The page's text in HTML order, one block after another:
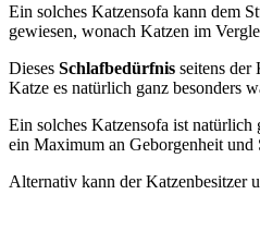
Ein solches Katzensofa kann dem
gewiesen, wonach Katzen im
Dieses Schlafbedürfnis seitens der
Katze es natürlich ganz besonders
Ein solches Katzensofa ist
ein Maximum an Geborgenheit und
Alternativ kann der Katzenbesitzer